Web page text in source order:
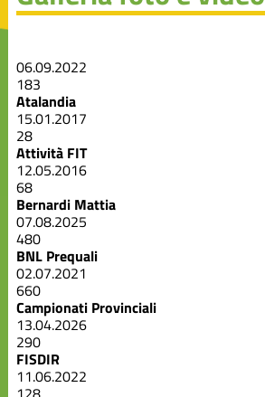
06.09.2022
183
Atalandia
15.01.2017
28
Attività FIT
12.05.2016
68
Bernardi Mattia
07.08.2025
480
BNL Prequali
02.07.2021
660
Campionati Provinciali
13.04.2026
290
FISDIR
11.06.2022